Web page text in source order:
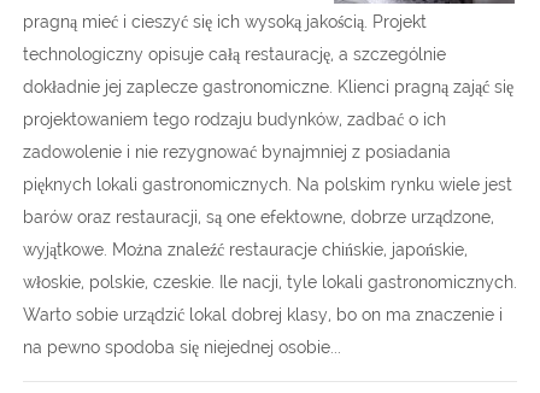
pragną mieć i cieszyć się ich wysoką jakością. Projekt
technologiczny opisuje całą restaurację, a szczególnie
dokładnie jej zaplecze gastronomiczne. Klienci pragną zająć się
projektowaniem tego rodzaju budynków, zadbać o ich
zadowolenie i nie rezygnować bynajmniej z posiadania
pięknych lokali gastronomicznych. Na polskim rynku wiele jest
barów oraz restauracji, są one efektowne, dobrze urządzone,
wyjątkowe. Można znaleźć restauracje chińskie, japońskie,
włoskie, polskie, czeskie. Ile nacji, tyle lokali gastronomicznych.
Warto sobie urządzić lokal dobrej klasy, bo on ma znaczenie i
na pewno spodoba się niejednej osobie...